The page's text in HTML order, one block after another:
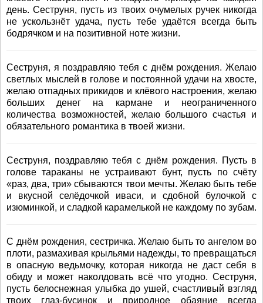
день. Сеструня, пусть из твоих очумелых ручек никогда
не ускользнёт удача, пусть тебе удаётся всегда быть
бодрячком и на позитивной ноте жизни.
Сеструня, я поздравляю тебя с днём рождения. Желаю
светлых мыслей в голове и постоянной удачи на хвосте,
желаю отпадных прикидов и клёвого настроения, желаю
больших денег на кармане и неограниченного
количества возможностей, желаю большого счастья и
обязательного романтика в твоей жизни.
Сеструня, поздравляю тебя с днём рождения. Пусть в
голове тараканы не устраивают бунт, пусть по счёту
«раз, два, три» сбываются твои мечты. Желаю быть тебе
и вкусной селёдочкой иваси, и сдобной булочкой с
изюминкой, и сладкой карамелькой не каждому по зубам.
С днём рождения, сестричка. Желаю быть то ангелом во
плоти, размахивая крыльями надежды, то превращаться
в опасную ведьмочку, которая никогда не даст себя в
обиду и может наколдовать всё что угодно. Сеструня,
пусть белоснежная улыбка до ушей, счастливый взгляд
твоих глаз-бусинок и природное обаяние всегда